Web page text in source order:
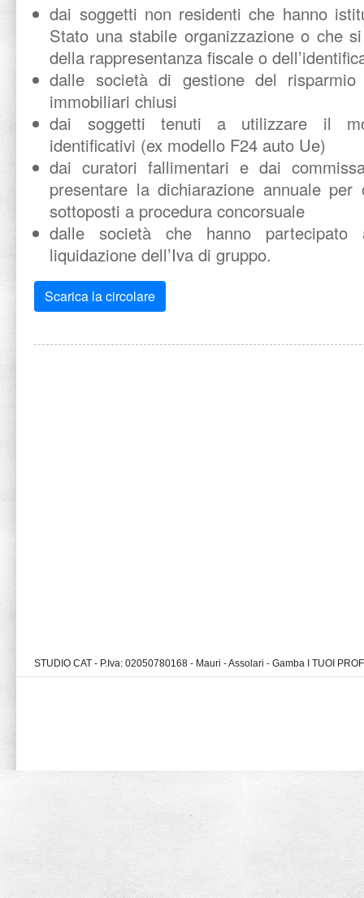
dai soggetti non residenti che hanno
Stato una stabile organizzazione o che
della rappresentanza fiscale o
dalle società di gestione del
immobiliari chiusi
dai soggetti tenuti a utilizzare il
identificativi (ex modello F24 auto Ue)
dai curatori fallimentari e dai
presentare la dichiarazione annuale
sottoposti a procedura concorsuale
dalle società che hanno
liquidazione dell’Iva di gruppo.
Scarica la circolare
STUDIO CAT - P.Iva: 02050780168 - Mauri - Assolari - Gamba I TUOI